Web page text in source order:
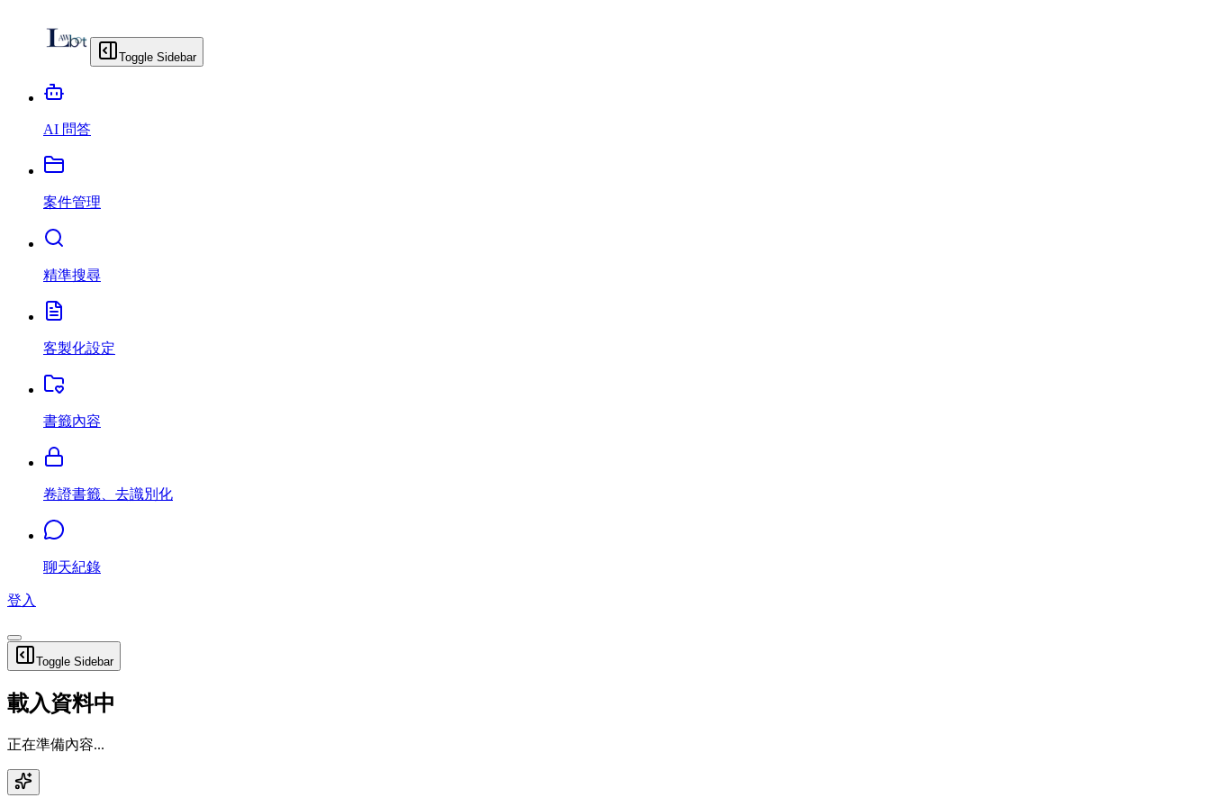
Toggle Sidebar
AI 問答
案件管理
精準搜尋
客製化設定
書籤內容
卷證書籤、去識別化
聊天紀錄
登入
Toggle Sidebar
載入資料中
正在準備內容...